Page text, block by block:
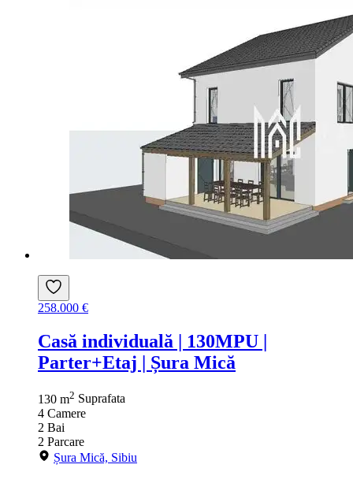
258.000 €
Casă individuală | 130MPU |
Parter+Etaj | Șura Mică
130 m2 Suprafata
4 Camere
2 Bai
2 Parcare
Șura Mică, Sibiu